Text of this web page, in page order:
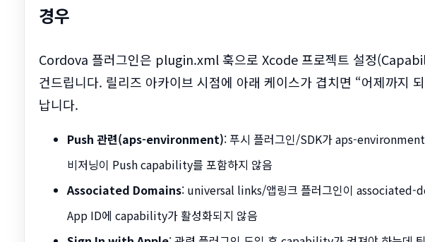
경우
Cordova 플러그인은 plugin.xml 훅으로 Xcode 프로젝트 설정
건드립니다. 릴리즈 아카이브 시점에 아래 케이스가 겹치면 “어제까지
납니다.
Push 관련(aps-environment): 푸시 플러그인/SDK가 aps-
비저닝이 Push capability를 포함하지 않음
Associated Domains: universal links/앱링크 플러그인이 associated-
App ID에 capability가 활성화되지 않음